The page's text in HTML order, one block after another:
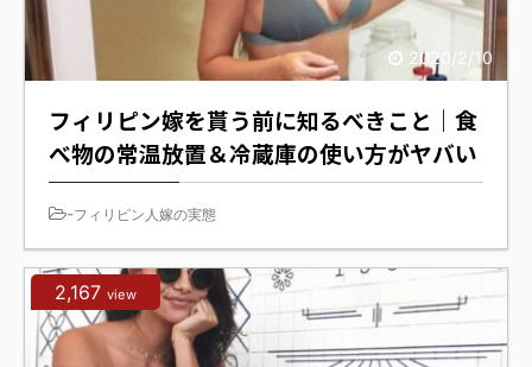
2020/2/10
フィリピン嫁を貰う前に知るべきこと｜食
べ物の常温放置＆冷蔵庫の使い方がヤバい
-フィリピン人嫁の実態
2,167 view